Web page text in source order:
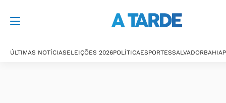
ÚLTIMAS NOTÍCIASELEIÇÕES 2026POLÍTICAESPORTESSALVADORBAHIA